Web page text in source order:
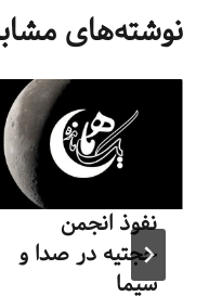
نوشته‌های
نفوذ انجمن
حجتیه در صدا و
سیما